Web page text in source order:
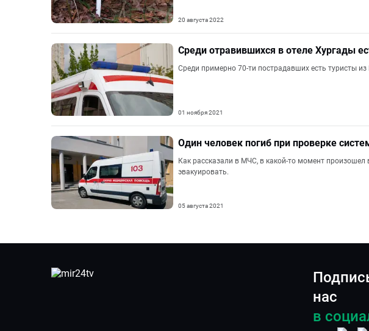
20 августа 2022
Среди отравившихся в отеле Хургады
Среди примерно 70-ти пострадавших есть туристы из
01 ноября 2021
Один человек погиб при проверке
Как рассказали в МЧС, в какой-то момент произошел
эвакуировать.
05 августа 2021
нас
в